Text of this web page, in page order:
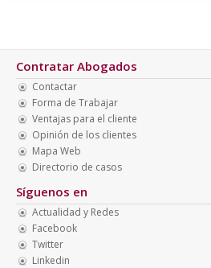
Contratar Abogados
Contactar
Forma de Trabajar
Ventajas para el cliente
Opinión de los clientes
Mapa Web
Directorio de casos
Síguenos en
Actualidad y Redes
Facebook
Twitter
Linkedin